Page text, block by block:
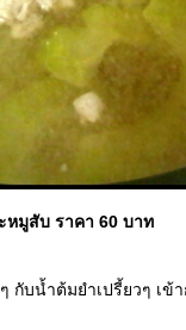
หมูสับ ราคา 60 บาท
กับน้ำต้มยำเปรี้ยวๆ เข้